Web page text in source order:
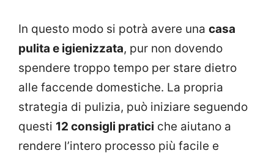
In questo modo si potrà avere una casa
pulita e igienizzata, pur non dovendo
spendere troppo tempo per stare dietro
alle faccende domestiche. La propria
strategia di pulizia, può iniziare seguendo
questi 12 consigli pratici che aiutano a
rendere l’intero processo più facile e